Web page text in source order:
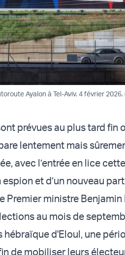
Ayalon à Tel-Aviv. 4 février 2026.
prévues au plus tard fin
lentement mais
avec l’entrée en lice
et d’un nouveau
Premier ministre Benjamin
au mois de
d'Eloul, une
de mobiliser leurs